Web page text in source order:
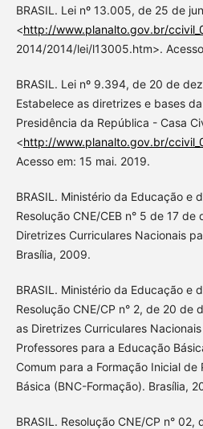
BRASIL. Lei nº 13.005, de 25 de
<http://www.planalto.gov.br/
2014/2014/lei/l13005.htm>.
BRASIL. Lei nº 9.394, de 20 de
Estabelece as diretrizes e bases
Presidência da República - Casa
<http://www.planalto.gov.br/
Acesso em: 15 mai. 2019.
BRASIL. Ministério da Educação e
Resolução CNE/CEB n° 5 de 17
Diretrizes Curriculares Nacionais
Brasília, 2009.
BRASIL. Ministério da Educação e
Resolução CNE/CP n° 2, de 20 de
as Diretrizes Curriculares
Professores para a Educação
Comum para a Formação Inicial
Básica (BNC-Formação). Brasília,
BRASIL. Resolução CNE/CP n°